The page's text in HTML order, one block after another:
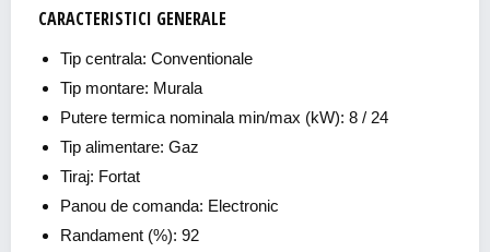
CARACTERISTICI GENERALE
Tip centrala: Conventionale
Tip montare: Murala
Putere termica nominala min/max (kW): 8 / 24
Tip alimentare: Gaz
Tiraj: Fortat
Panou de comanda: Electronic
Randament (%): 92